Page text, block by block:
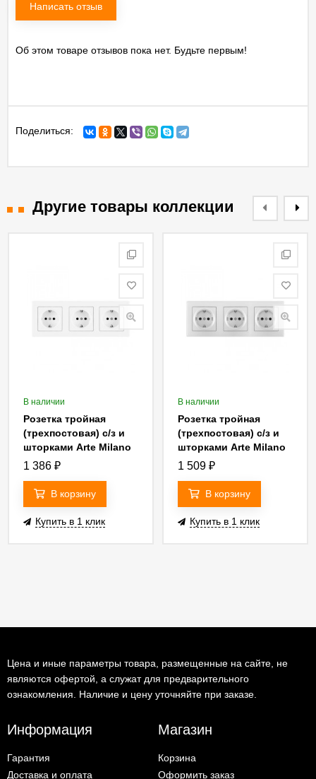
Написать отзыв
Об этом товаре отзывов пока нет. Будьте первым!
Поделиться:
Другие товары коллекции
В наличии
Розетка тройная
(трехпостовая) с/з и
шторками Arte Milano
SET06-3-40-1x3 white
1 386 ₽
В корзину
Купить в 1 клик
В наличии
Розетка тройная
(трехпостовая) с/з и
шторками Arte Milano
SET06-3-40-1x3 silver
1 509 ₽
В корзину
Купить в 1 клик
Цена и иные параметры товара, размещенные на сайте, не
являются офертой, а служат для предварительного
ознакомления. Наличие и цену уточняйте при заказе.
Информация
Гарантия
Доставка и оплата
Магазин
Корзина
Оформить заказ